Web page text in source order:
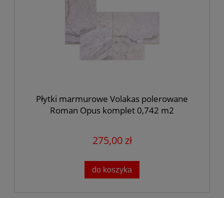
Płytki marmurowe Volakas polerowane
Roman Opus komplet 0,742 m2
275,00 zł
do koszyka